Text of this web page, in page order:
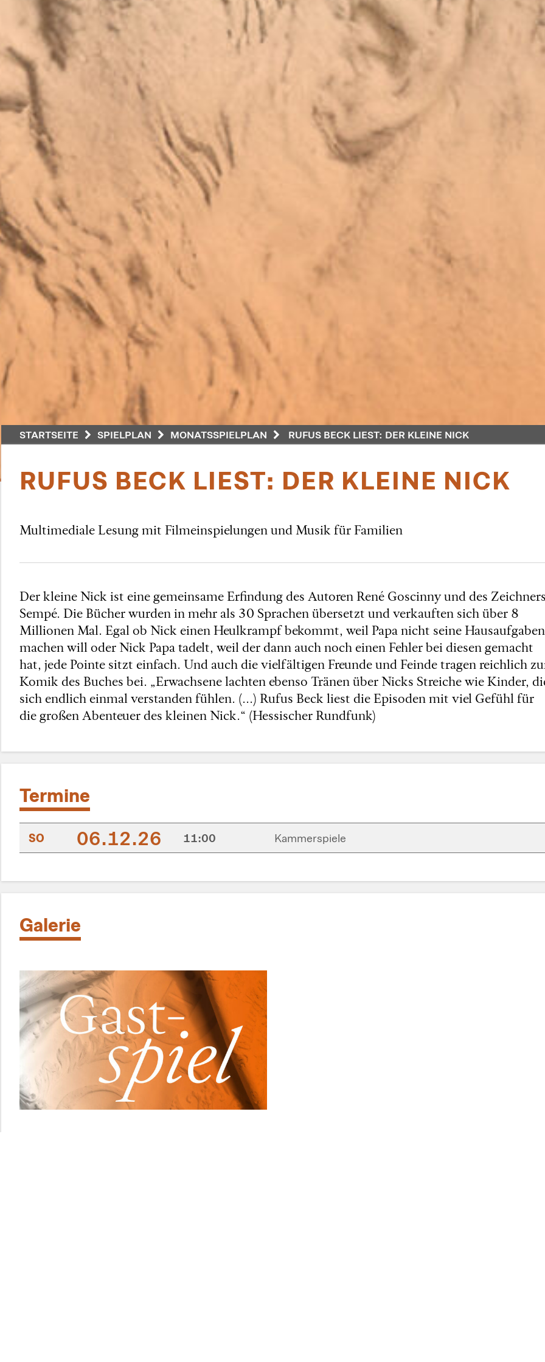
STARTSEITE SPIELPLAN MONATSSPIELPLAN RUFUS BECK LIEST: DER KLEINE NICK
RUFUS BECK LIEST: DER KLEINE NICK
Multimediale Lesung mit Filmeinspielungen und Musik für Familien
Der kleine Nick ist eine gemeinsame Erfindung des Autoren René Goscinny und des Zeichners
Sempé. Die Bücher wurden in mehr als 30 Sprachen übersetzt und verkauften sich über 8
Millionen Mal. Egal ob Nick einen Heulkrampf bekommt, weil Papa nicht seine Hausaufgaben
machen will oder Nick Papa tadelt, weil der dann auch noch einen Fehler bei diesen gemacht
hat, jede Pointe sitzt einfach. Und auch die vielfältigen Freunde und Feinde tragen reichlich
Komik des Buches bei. „Erwachsene lachten ebenso Tränen über Nicks Streiche wie Kinder,
sich endlich einmal verstanden fühlen. (...) Rufus Beck liest die Episoden mit viel Gefühl für
die großen Abenteuer des kleinen Nick.“ (Hessischer Rundfunk)
Termine
SO 06.12.26 11:00 Kammerspiele
Galerie